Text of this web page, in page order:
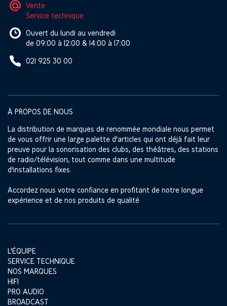
Vente
Service technique
Ouvert du lundi au vendredi
de 09:00 à 12:00 & 14:00 à 17:00
021 925 30 00
À PROPOS DE NOUS
La distribution de marques de renommée mondiale nous permet
de vous offrir une large palette d'articles qui ont déjà fait leur
preuve pour la sonorisation des clubs, des théâtres, des stations
de radio/télévision, tout comme dans une multitude
d'installations fixes.
Accordez nous votre confiance en profitant de notre longue
expérience et de nos produits de qualité
L'ÉQUIPE
SERVICE TECHNIQUE
NOS MARQUES
HIFI
PRO AUDIO
BROADCAST